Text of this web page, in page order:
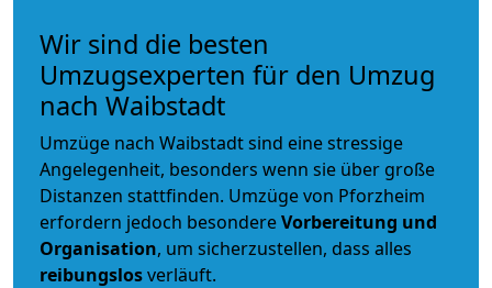
Wir sind die besten
Umzugsexperten für den Umzug
nach Waibstadt
Umzüge nach Waibstadt sind eine stressige
Angelegenheit, besonders wenn sie über große
Distanzen stattfinden. Umzüge von Pforzheim
erfordern jedoch besondereVorbereitung und
Organisation, um sicherzustellen, dass alles
reibungslosverläuft.